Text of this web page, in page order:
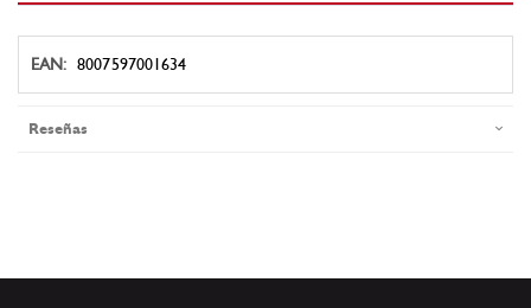
8007597001634
Reseñas